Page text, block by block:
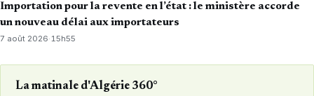
Importation pour la revente en l’état : le ministère accorde
un nouveau délai aux importateurs
7 août 2026·15h55
La matinale d'Algérie 360°